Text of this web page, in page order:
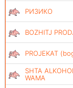
РИЗИКО
BOZHITJ
PROJEKAT
SHTA
WAMA